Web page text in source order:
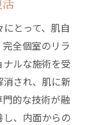
とって、肌自
全個室のリラ
ルな施術を受
され、肌に新
的な技術が融
、内面からの